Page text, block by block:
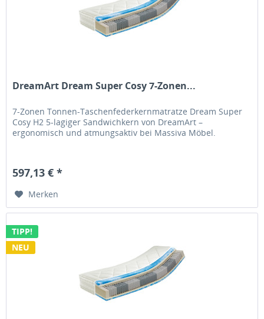
DreamArt Dream Super Cosy 7-Zonen...
7-Zonen Tonnen-Taschenfederkernmatratze Dream Super
Cosy H2 5-lagiger Sandwichkern von DreamArt –
ergonomisch und atmungsaktiv bei Massiva Möbel.
597,13 € *
Merken
TIPP!
NEU